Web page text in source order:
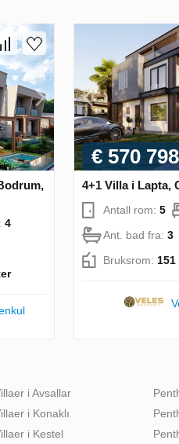
4
€ 570 798
4+1 Villa i Lapta,
Antall rom: 5
Ant. bad fra: 3
Bruksrom:
i Avsallar
i Konaklı
i Kestel